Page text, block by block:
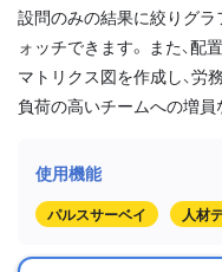
設問のみの結果に絞りグラ
ォッチできます。 また、
マトリクス図を作成し、労
負荷の高いチームへの増員
パルスサーベイ 人材